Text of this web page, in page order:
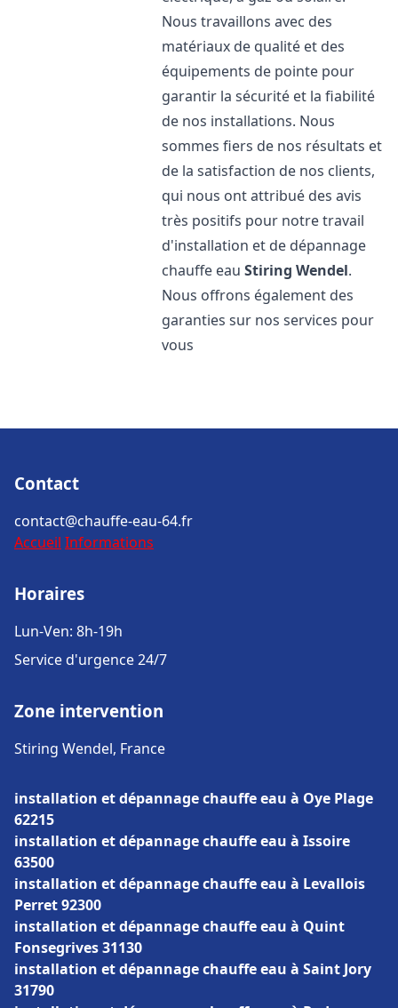
Nous travaillons avec des
matériaux de qualité et des
équipements de pointe pour
garantir la sécurité et la fiabilité
de nos installations. Nous
sommes fiers de nos résultats et
de la satisfaction de nos clients,
qui nous ont attribué des avis
très positifs pour notre travail
d'installation et de dépannage
chauffe eauStiring Wendel.
Nous offrons également des
garanties sur nos services pour
vous
Contact
contact@chauffe-eau-64.fr
Accueil Informations
Horaires
Lun-Ven: 8h-19h
Service d'urgence 24/7
Zone intervention
Stiring Wendel, France
installation et dépannage chauffe eau à Oye Plage
62215
installation et dépannage chauffe eau à Issoire
63500
installation et dépannage chauffe eau à Levallois
Perret 92300
installation et dépannage chauffe eau à Quint
Fonsegrives 31130
installation et dépannage chauffe eau à Saint Jory
31790